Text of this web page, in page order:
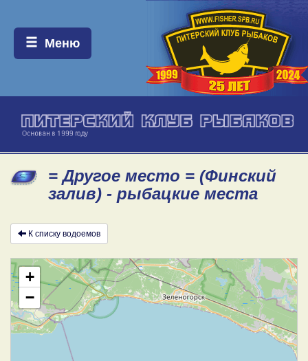
Меню:
Меню
= Другое место = (Финский
залив) - рыбацкие места
К списку водоемов
+
−